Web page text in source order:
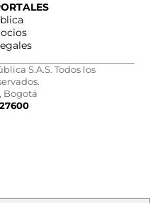
S.A.S. Todos los
Bogotá